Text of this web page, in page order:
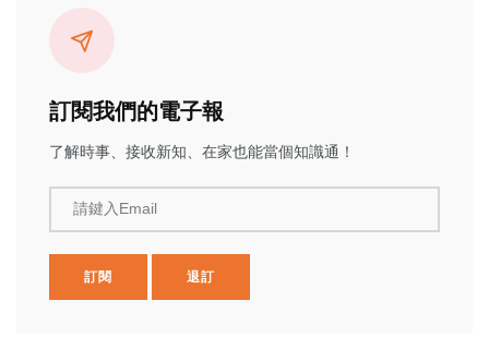
訂閱我們的電子報
了解時事、接收新知、在家也能當個知識通！
請鍵入Email
訂閱 退訂